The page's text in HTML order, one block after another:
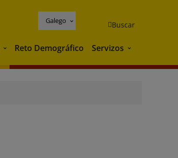
Galego Buscar
Medio ambiente
Reto Demográfico Servizos Servizos